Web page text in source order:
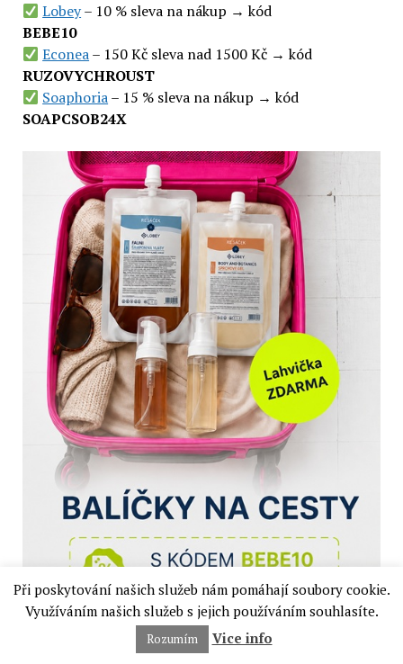
Lobey– 10 % sleva na nákup → kód
BEBE10
Econea– 150 Kč sleva nad 1500 Kč → kód
RUZOVYCHROUST
Soaphoria– 15 % sleva na nákup → kód
SOAPCSOB24X
Při poskytování našich služeb nám pomáhají soubory cookie.
Využíváním našich služeb s jejich používáním souhlasíte.
Rozumím Vice info